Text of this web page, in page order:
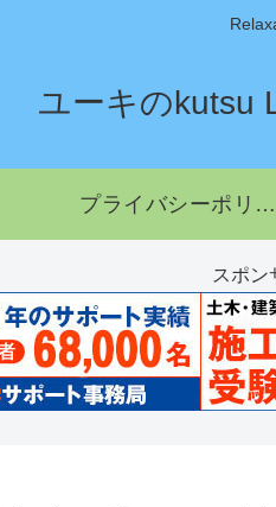
ユーキのkutsu
プライバシーポリシー
スポン